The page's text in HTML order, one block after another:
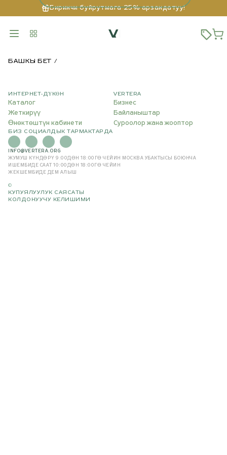
Биринчи буйрутмага 25% арзандатуу!
БАШКЫ БЕТ
ИНТЕРНЕТ-ДҮКӨН
Каталог
Жеткирүү
Өнөктөштүн кабинети
VERTERA
Бизнес
Байланыштар
Суроолор жана жооптор
БИЗ СОЦИАЛДЫК ТАРМАКТАРДА
INFO@VERTERA.ORG
ЖУМУШ КҮНДӨРҮ 9:00ДӨН 18:00ГӨ ЧЕЙИН
МОСКВА УБАКТЫСЫ БОЮНЧА
ИШЕМБИДЕ СААТ 10:00ДӨН 18:00ГӨ ЧЕЙИН
ЖЕКШЕМБИДЕ ДЕМ АЛЫШ
©
КУПУЯЛУУЛУК САЯСАТЫ
КОЛДОНУУЧУ КЕЛИШИМИ